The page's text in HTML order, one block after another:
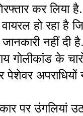
कर लिया है.
हो रहा
नहीं दी है.
गोलीकांड के
पर उंगलियां